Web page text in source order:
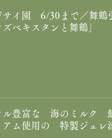
イ園 6/30まで／舞鶴
ベキスタンと舞鶴」
ル豊富な 海のミルク
ム使用の 特製ジュレ